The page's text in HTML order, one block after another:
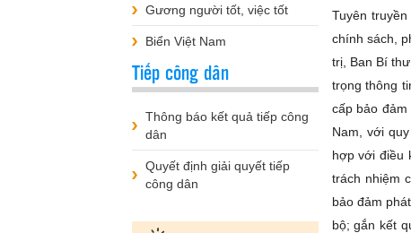
Tuyên
chính sách,
trị, Ban Bí
trọng thông
cấp bảo
Nam, với
hợp với điều
trách nhiệm
bảo đảm
bộ; gắn kết
Gương người tốt, việc tốt
Biển Việt Nam
Tiếp công dân
Thông báo kết quả tiếp công
dân
Quyết định giải quyết tiếp
công dân